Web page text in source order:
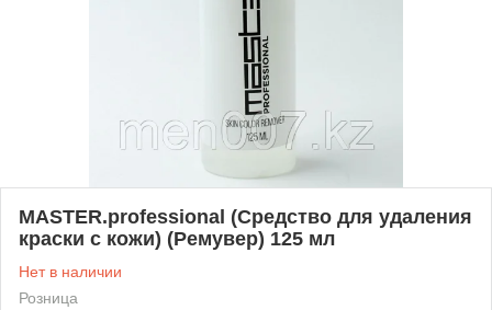
MASTER.professional (Средство для удаления
краски с кожи) (Ремувер) 125 мл
Нет в наличии
Розница